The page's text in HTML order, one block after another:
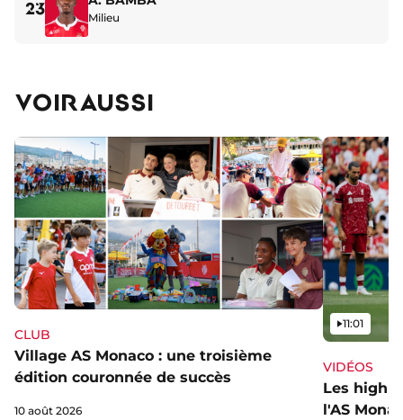
23 Milieu
VOIR AUSSI
CLUB
Village AS Monaco : une troisième
édition couronnée de succès
10 août 2026
VIDÉOS
Les
l'AS
Vidéo
11:01